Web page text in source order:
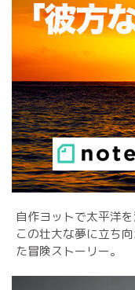
自作ヨットで太平洋
この壮大な夢に立ち
た冒険ストーリー。